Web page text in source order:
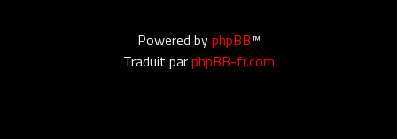
Powered byphpBB™
Traduit parphpBB-fr.com